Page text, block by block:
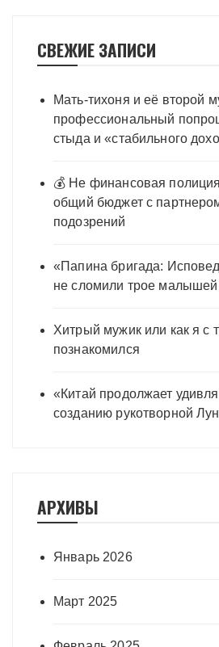
СВЕЖИЕ ЗАПИСИ
Мать-тихоня и её второй
профессиональный
стыда и «стабильного
💰 Не финансовая
общий бюджет с
подозрений
«Папина бригада:
не сломили трое
Хитрый мужик или как я с
познакомился
«Китай продолжает
созданию рукотворной
АРХИВЫ
Январь 2026
Март 2025